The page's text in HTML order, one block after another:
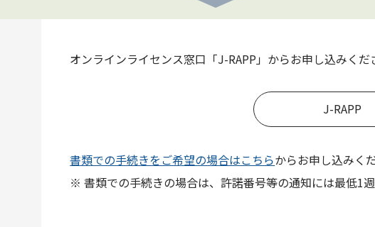
オンラインライセンス窓口「J-RAPP」からお申し込みくだ
J-RAPP
書類での手続きをご希望の場合はこちらからお申し込みく
※ 書類での手続きの場合は、許諾番号等の通知には最低1